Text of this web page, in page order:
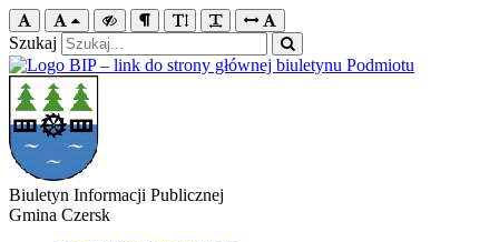
Szukaj
Biuletyn Informacji Publicznej
Gmina Czersk